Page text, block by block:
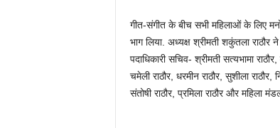
गीत-संगीत के बीच सभी महिलाओं के लिए
भाग लिया. अध्यक्ष श्रीमती शकुंतला
पदाधिकारी सचिव- श्रीमती सत्यभामा
चमेली राठौर, धरमीन राठौर, सुशीला राठौर,
संतोषी राठौर, प्रमिला राठौर और